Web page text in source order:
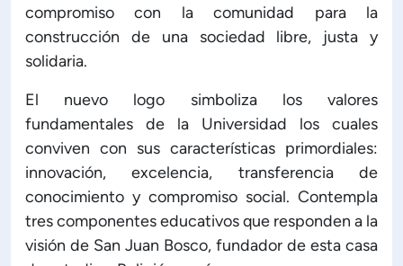
Secretaría General
de Ciencia y Tecnología
de Gestión Institucional
de Administración y Finanzas
Profesional e Internacionalización
compromiso con la comunidad para la
construcción de una sociedad libre, justa y
solidaria.
El nuevo logo simboliza los valores
fundamentales de la Universidad los cuales
conviven con sus características primordiales:
innovación, excelencia, transferencia de
conocimiento y compromiso social. Contempla
tres componentes educativos que responden a la
visión de San Juan Bosco, fundador de esta casa